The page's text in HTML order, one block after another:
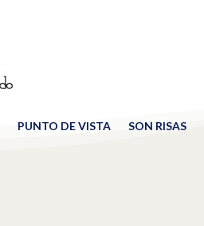
PUNTO DE VISTA SON RISAS